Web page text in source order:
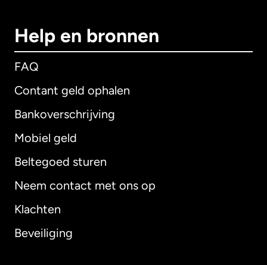
Help en bronnen
FAQ
Contant geld ophalen
Bankoverschrijving
Mobiel geld
Beltegoed sturen
Neem contact met ons op
Klachten
Beveiliging